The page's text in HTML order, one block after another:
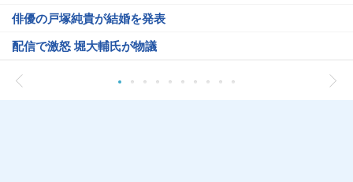
俳優の戸塚純貴が結婚を発表
配信で激怒 堀大輔氏が物議